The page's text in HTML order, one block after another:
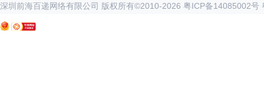
深圳前海百递网络有限公司 版权所有©2010-2026 粤ICP备14085002号